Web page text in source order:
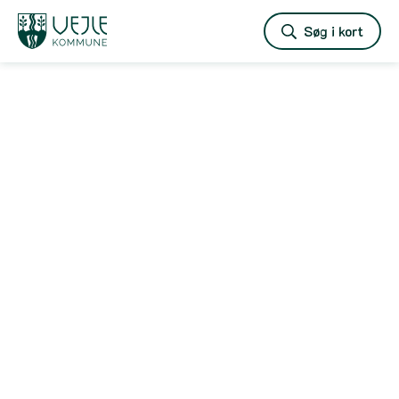
Vejle
kommune
Søg i kort